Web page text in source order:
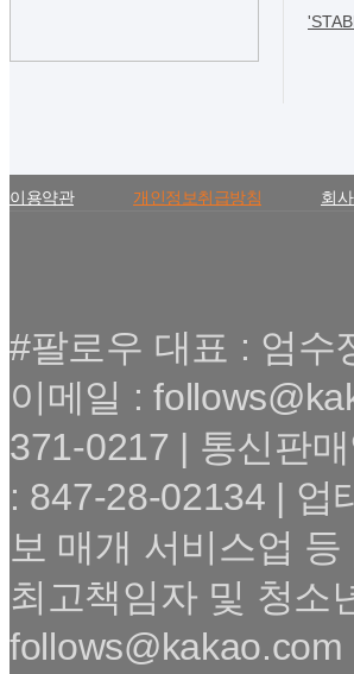
이용약관 개인정보취급방침 회
#팔로우 대표 : 엄수
이메일 :
371-0217 | 통신판
: 847-28-02134 | 업
보 매개 서비스업
최고책임자 및 청소